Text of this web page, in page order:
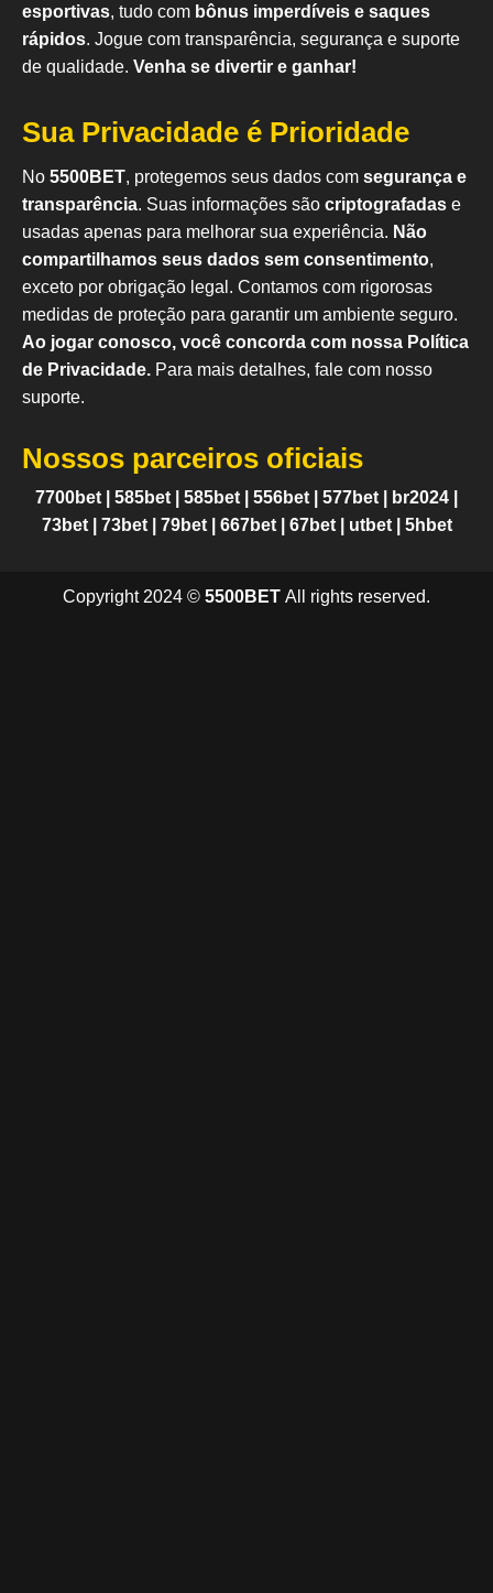
esportivas, tudo com bônus imperdíveis e saques
rápidos. Jogue com transparência, segurança e suporte
de qualidade. Venha se divertir e ganhar!
Sua Privacidade é Prioridade
No 5500BET, protegemos seus dados com segurança e
transparência. Suas informações são criptografadas e
usadas apenas para melhorar sua experiência. Não
compartilhamos seus dados sem consentimento,
exceto por obrigação legal. Contamos com rigorosas
medidas de proteção para garantir um ambiente seguro.
Ao jogar conosco, você concorda com nossa Política
de Privacidade. Para mais detalhes, fale com nosso
suporte.
Nossos parceiros oficiais
7700bet 585bet 585bet 556bet 577bet br2024
73bet| 73bet| 79bet| 667bet| 67bet| utbet| 5hbet
Copyright 2024 © 5500BET All rights reserved.